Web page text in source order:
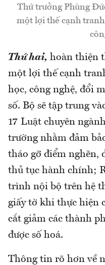
Thứ trưởng Phùng
một lợi thế cạnh
Thứ hai, hoàn thiện
một lợi thế cạnh
học, công nghệ, đổi
số. Bộ sẽ tập trung
17 Luật chuyên
trường nhằm đảm
tháo gỡ điểm nghẽn,
thủ tục hành chính;
trình nội bộ trên hệ
giấy tờ khi thực hiện
cắt giảm các thành
được số hoá.
Thông tin rõ hơn về